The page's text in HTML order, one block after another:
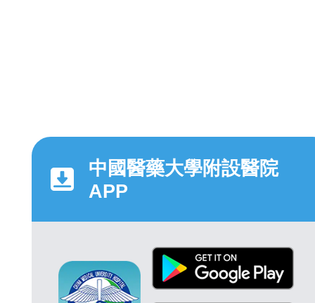
中國醫藥大學附設醫院
APP